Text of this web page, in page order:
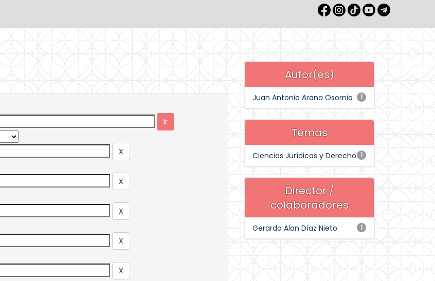
Autor(es)
1
Juan Antonio Arana Osornio
Temas
1
Ciencias Jurídicas y Derecho
Director /
colaboradores
1
Gerardo Alan Díaz Nieto